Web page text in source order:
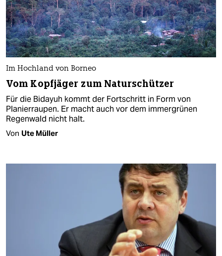
Im Hochland von Borneo
Vom Kopfjäger zum Naturschützer
Für die Bidayuh kommt der Fortschritt in Form von
Planierraupen. Er macht auch vor dem immergrünen
Regenwald nicht halt.
Von Ute Müller